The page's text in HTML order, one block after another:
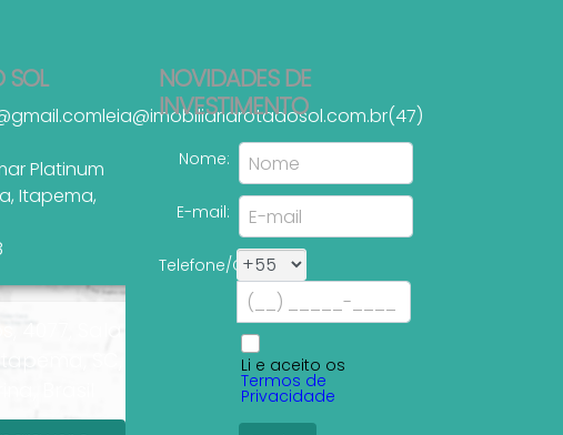
SOL
leia@imobiliariarotadosol.com.br(47)
Platinum
, Itapema,
4077, Sala
SC,
Brasil
NOVIDADES DE
INVESTIMENTO
Nome:
E-mail:
Telefone/Celular:
Li e aceito os
Termos de
Privacidade